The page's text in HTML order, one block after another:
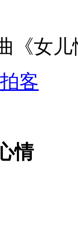
《女儿
客
情